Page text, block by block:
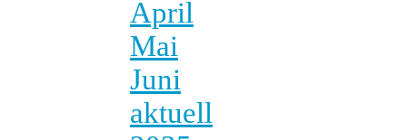
April
Mai
Juni
aktuell